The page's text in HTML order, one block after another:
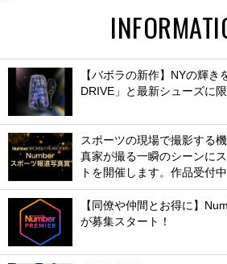
【バボラの新作】NYの輝き
DRIVE」と最新シューズに
スポーツの現場で撮影する
真家が撮る一瞬のシーンに
トを開催します。作品受付中
【同僚や仲間とお得に】
が募集スタート！